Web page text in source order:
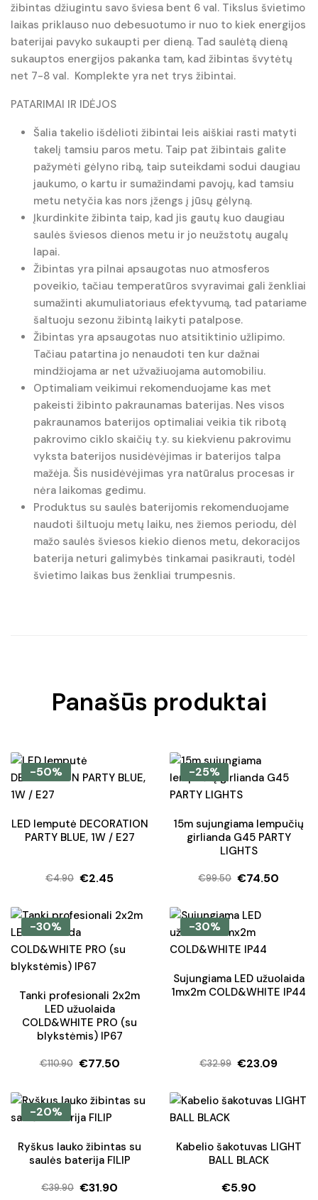
žibintas džiugintu savo šviesa bent 6 val. Tikslus švietimo
laikas priklauso nuo debesuotumo ir nuo to kiek energijos
baterijai pavyko sukaupti per dieną. Tad saulėtą dieną
sukauptos energijos pakanka tam, kad žibintas švytėtų
net 7-8 val. Komplekte yra net trys žibintai.
PATARIMAI IR IDĖJOS
Šalia takelio išdėlioti žibintai leis aiškiai rasti matyti
takelį tamsiu paros metu. Taip pat žibintais galite
pažymėti gėlyno ribą, taip suteikdami sodui daugiau
jaukumo, o kartu ir sumažindami pavojų, kad tamsiu
metu netyčia kas nors įžengs į jūsų gėlyną.
Įkurdinkite žibinta taip, kad jis gautų kuo daugiau
saulės šviesos dienos metu ir jo neužstotų augalų
lapai.
Žibintas yra pilnai apsaugotas nuo atmosferos
poveikio, tačiau temperatūros svyravimai gali ženkliai
sumažinti akumuliatoriaus efektyvumą, tad patariame
šaltuoju sezonu žibintą laikyti patalpose.
Žibintas yra apsaugotas nuo atsitiktinio užlipimo.
Tačiau patartina jo nenaudoti ten kur dažnai
mindžiojama ar net užvažiuojama automobiliu.
Optimaliam veikimui rekomenduojame kas met
pakeisti žibinto pakraunamas baterijas. Nes visos
pakraunamos baterijos optimaliai veikia tik ribotą
pakrovimo ciklo skaičių t.y. su kiekvienu pakrovimu
vyksta baterijos nusidėvėjimas ir baterijos talpa
mažėja. Šis nusidėvėjimas yra natūralus procesas ir
nėra laikomas gedimu.
Produktus su saulės baterijomis rekomenduojame
naudoti šiltuoju metų laiku, nes žiemos periodu, dėl
mažo saulės šviesos kiekio dienos metu, dekoracijos
baterija neturi galimybės tinkamai pasikrauti, todėl
švietimo laikas bus ženkliai trumpesnis.
Panašūs produktai
-50%
LED lemputė DECORATION
PARTY BLUE, 1W / E27
€4.90
Original
was:
€4.90.
€2.45
Current
is:
€2.45.
-25%
15m sujungiama lempučių
girlianda G45 PARTY
LIGHTS
€99.50
Original
was:
€99.50.
€74.50
Current
is:
€74.50.
-30%
Tanki profesionali 2x2m
LED užuolaida
COLD&WHITE PRO (su
blykstėmis) IP67
€110.90
Original
was:
€110.90.
€77.50
Current
is:
€77.50.
-30%
Sujungiama LED užuolaida
1mx2m COLD&WHITE IP44
€32.99
Original
was:
€23.09
Current
is:
-20%
Ryškus lauko žibintas su
saulės baterija FILIP
€39.90
Original
€31.90
Current
Kabelio šakotuvas LIGHT
BALL BLACK
€5.90